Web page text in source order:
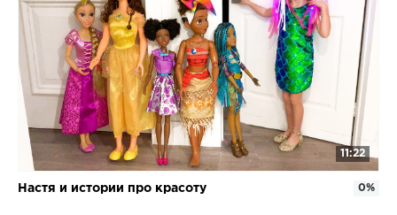
11:22
Настя и истории про красоту 0%